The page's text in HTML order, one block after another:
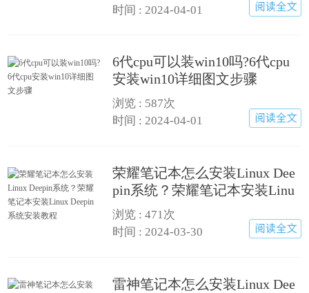
时间 : 2024-04-01
6代cpu可以装win10吗?6代cpu
安装win10详细图文步骤
浏览 : 587次
时间 : 2024-04-01
荣耀笔记本怎么安装Linux Dee
pin系统？荣耀笔记本安装Linu
x Deepin系统安装教程
浏览 :471次
时间 : 2024-03-30
雷神笔记本怎么安装Linux Dee